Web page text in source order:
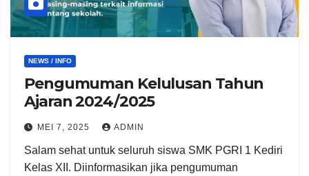
NEWS / INFO
Pengumuman Kelulusan Tahun
Ajaran 2024/2025
MEI 7, 2025 ADMIN
Salam sehat untuk seluruh siswa SMK PGRI 1 Kediri
Kelas XII. Diinformasikan jika pengumuman